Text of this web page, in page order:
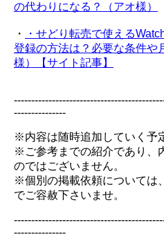
の代わりになる？（アオ様）
・
・せどり転売で使える
登録の方法は？必要な条件や
様）【サイト記事】
---------------
※内容は随時追加していく予
※ご参考までの紹介であり、
のではございません。
※個別の掲載依頼については
でご容赦下さいませ。
---------------